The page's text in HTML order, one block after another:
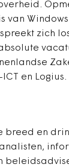
van
zich
en Logius.
breed en